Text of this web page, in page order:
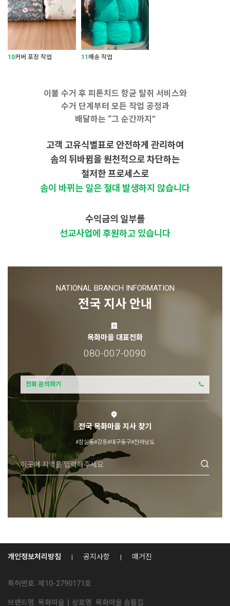
10커버 포장 작업 11 배송 작업
이불 수거 후 피톤치드 항균 탈취 서비스와
수거 단계부터 모든 작업 공정과
배달하는 “그 순간까지”
고객 고유식별표로 안전하게 관리하여
솜의 뒤바뀜을 원천적으로 차단하는
철저한 프로세스로
솜이 바뀌는 일은 절대 발생하지 않습니다
수익금의 일부를
선교사업에 후원하고 있습니다
NATIONAL BRANCH INFORMATION
전국 지사 안내
목화마을 대표전화
080-007-0090
전화 문의하기
전국 목화마을 지사 찾기
#잠실동#강릉#대구동구#전라남도
개인정보처리방침 공지사항 매거진
특허번호. 제10-2790171호
브랜드명. 목화마을 | 상호명. 목화마을 솜틀집